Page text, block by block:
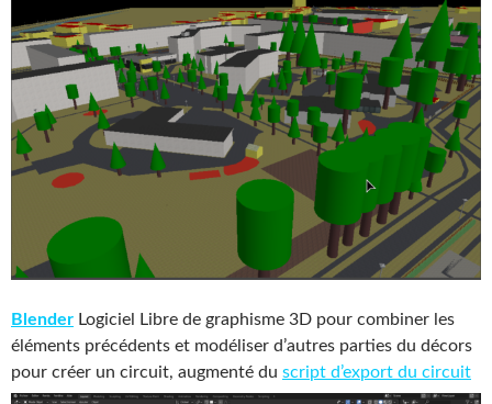
Blender Logiciel Libre de graphisme 3D pour combiner les
éléments précédents et modéliser d’autres parties du décors
pour créer un circuit, augmenté du script d’export du circuit